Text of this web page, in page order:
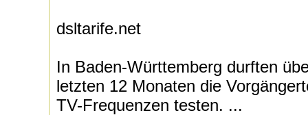
dsltarife.net
In Baden-Württemberg durften
letzten 12 Monaten die
TV-Frequenzen testen. ...